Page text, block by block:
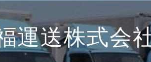
運送株式会